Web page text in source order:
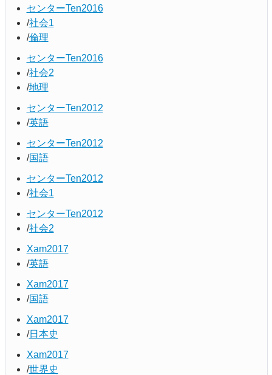
センターTen2016
社会1
倫理
センターTen2016
社会2
地理
センターTen2012
英語
センターTen2012
国語
センターTen2012
社会1
センターTen2012
社会2
Xam2017
英語
Xam2017
国語
Xam2017
日本史
Xam2017
世界史